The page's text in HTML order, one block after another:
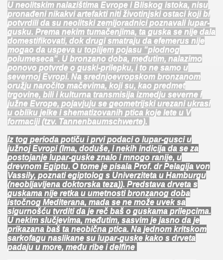
U neolitskim nalazištima Evrope i Bliskog istoka, nisu
pronađeni nikakvi artefakti niti životinjski ostaci koji bi
potvrdili da su neolitski zemljoradnici poznavali lupar-
gusku. Prema nekim tumačenjima, ta guska se nije dala
domestifikovati, dok drugi smatraju da efemerus nije
mogao da uspeva u toplijem pojasu "plodnog
polumeseca". U bronzano doba, međutim, nalazimo
ponovo potvrde o guski-prilepku, i to ne samo u
severnoj Evropi. Na srednjoevropskom bronzanom
oružju naročito mačevima, koji su, kao predmet
trgovine, bili i kulturna transmisija izmedju severne i
južne Evrope, pojavjuju se geometrijski urezani ukrasi
u obliku jelke i shematizovanih ptica koje lete u V
formaciji (tzv. Tannenbaumschwerte).
Iz tog perioda potiču i prvi podaci o lupar-gusci u
južnoj Evropi (Ima, doduše, i nekih indicija da se za
postojanje lupar-guske znalo i mnogo ranije, u
drevnom Egiptu. O tome je pisala Prof. dr Pelagija von
Vassily, poznati egiptolog s Univerziteta u Hamburgu
(neobljavljena doktorska teza)). Predstava drveta s
guskama nije retka u umetnosti bronzanog doba
istočnog Mediterana, mada se ne može uvek sa
sigurnošću tvrditi da je reč baš o guskama prilepcima.
U nekim slučjevima, međutim, sasvim je jasno da je
prikazana baš ta neobična ptica. Na jednom kritskom
sarkofagu naslikane su lupar-guske kako s drveta
padaju u more, među ribe i delfine